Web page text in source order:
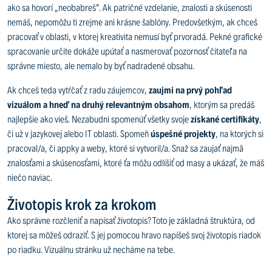
ako sa hovorí „neobabreš”. Ak patričné vzdelanie, znalosti a skúsenosti
nemáš, nepomôžu ti zrejme ani krásne šablóny. Predovšetkým, ak chceš
pracovať v oblasti, v ktorej kreativita nemusí byť prvoradá. Pekné grafické
spracovanie určite dokáže upútať a nasmerovať pozornosť čitateľa na
správne miesto, ale nemalo by byť nadradené obsahu.
Ak chceš teda vytŕčať z radu záujemcov, zaujmi na prvý pohľad
vizuálom a hneď na druhý relevantným obsahom, ktorým sa predáš
najlepšie ako vieš. Nezabudni spomenúť všetky svojezískané certifikáty,
či už v jazykovej alebo IT oblasti. Spomeňúspešné projekty, na ktorých si
pracoval/a, či appky a weby, ktoré si vytvoril/a. Snaž sa zaujať najmä
znalosťami a skúsenosťami, ktoré ťa môžu odlíšiť od masy a ukázať, že máš
niečo naviac.
Životopis krok za krokom
Ako správne rozčleniť a napísať životopis? Toto je základná štruktúra, od
ktorej sa môžeš odraziť. S jej pomocou hravo napíšeš svoj životopis riadok
po riadku. Vizuálnu stránku už necháme na tebe.